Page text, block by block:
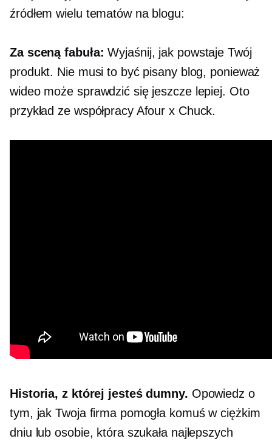
źródłem wielu tematów na blogu:
Za scenąfabuła: Wyjaśnij, jak powstaje Twój
produkt. Nie musi to być pisany blog, ponieważ
wideo może sprawdzić się jeszcze lepiej. Oto
przykład ze współpracy Afour x Chuck.
Historia, z której jesteś dumny. Opowiedz o
tym, jak Twoja firma pomogła komuś w ciężkim
dniu lub osobie, która szukała najlepszych